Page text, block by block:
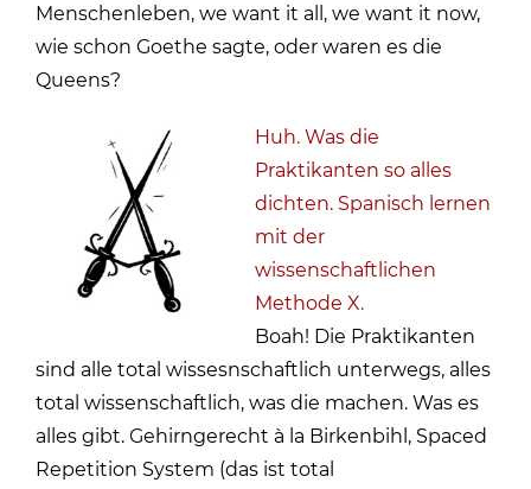
Menschenleben, we want it all, we want it now,
wie schon Goethe sagte, oder waren es die
Queens?
Huh. Was die
Praktikanten so alles
dichten. Spanisch lernen
mit der
wissenschaftlichen
Methode X.
Boah! Die Praktikanten
sind alle total wissesnschaftlich unterwegs, alles
total wissenschaftlich, was die machen. Was es
alles gibt. Gehirngerecht à la Birkenbihl, Spaced
Repetition System (das ist total